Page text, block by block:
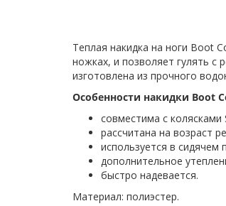
Теплая накидка на ноги Boot
ножках, и позволяет гулять с
изготовлена из прочного
Особенности накидки Boot
совместима с колясками
рассчитана на возраст
используется в сидячем
дополнительное
быстро надевается.
Материал: полиэстер.